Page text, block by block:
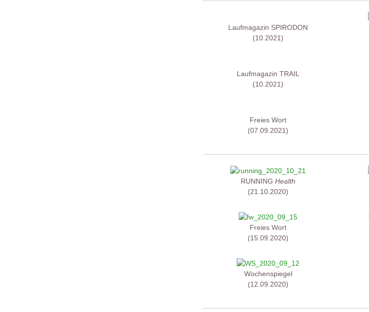
Laufmagazin SPIRODON
(10.2021)
Laufmagazin TRAIL
(10.2021)
Freies Wort
(07.09.2021)
RUNNING Health
(21.10.2020)
Freies Wort
(15.09.2020)
Wochenspiegel
(12.09.2020)